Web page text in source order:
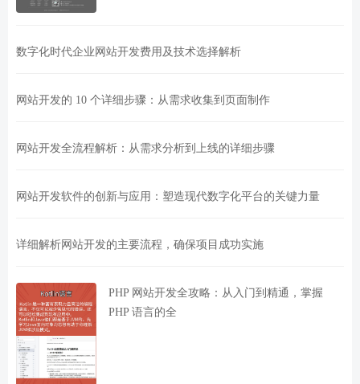
数字化时代企业网站开发费用及技术选择解析
网站开发的 10 个详细步骤：从需求收集到页面制作
网站开发全流程解析：从需求分析到上线的详细步骤
网站开发软件的创新与应用：塑造现代数字化平台的关键力量
详细解析网站开发的主要流程，确保项目成功实施
PHP 网站开发全攻略：从入门到精通，掌握
PHP 语言的全